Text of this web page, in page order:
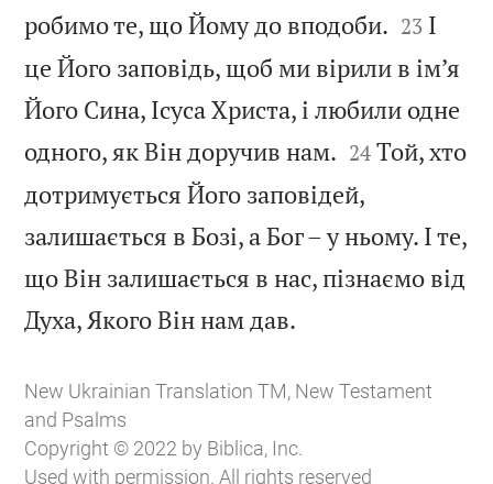
робимо те, що Йому до вподоби. 

23 І
це Його заповідь, щоб ми вірили в ім’я
Його Сина, Ісуса Христа, і любили одне
одного, як Він доручив нам. 

24 Той, хто
дотримується Його заповідей,
залишається в Бозі, а Бог – у ньому. І те,
що Він залишається в нас, пізнаємо від
Духа, Якого Він нам дав.
New Ukrainian Translation TM, New Testament
and Psalms
Copyright © 2022 by Biblica, Inc.
Used with permission. All rights reserved